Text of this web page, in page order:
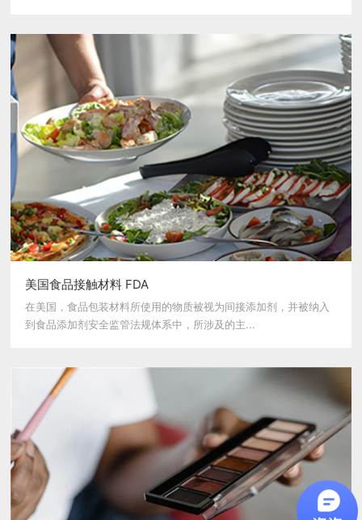
美国食品接触材料 FDA
在美国，食品包装材料所使用的物质被视为间接添加剂，并被纳入
到食品添加剂安全监管法规体系中，所涉及的主...